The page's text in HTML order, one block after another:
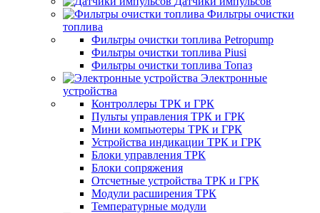
Фильтры очистки
топлива
Фильтры очистки топлива Petropump
Фильтры очистки топлива Piusi
Фильтры очистки топлива Топаз
Электронные
устройства
Контроллеры ТРК и ГРК
Пульты управления ТРК и ГРК
Мини компьютеры ТРК и ГРК
Устройства индикации ТРК и ГРК
Блоки управления ТРК
Блоки сопряжения
Отсчетные устройства ТРК и ГРК
Модули расширения ТРК
Температурные модули